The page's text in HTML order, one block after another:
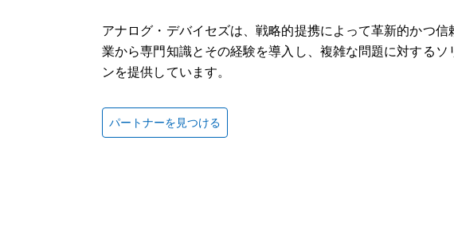
開く
デー
開く
アナログ・デバイセズは、戦略的提携によって革新的かつ信
業から専門知識とその経験を導入し、複雑な問題に対するソ
ンを提供しています。
パートナーを見つける